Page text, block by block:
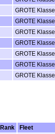
GROTE Klasse
GROTE Klasse
GROTE Klasse
GROTE Klasse
GROTE Klasse
GROTE Klasse
GROTE Klasse
Rank
Fleet